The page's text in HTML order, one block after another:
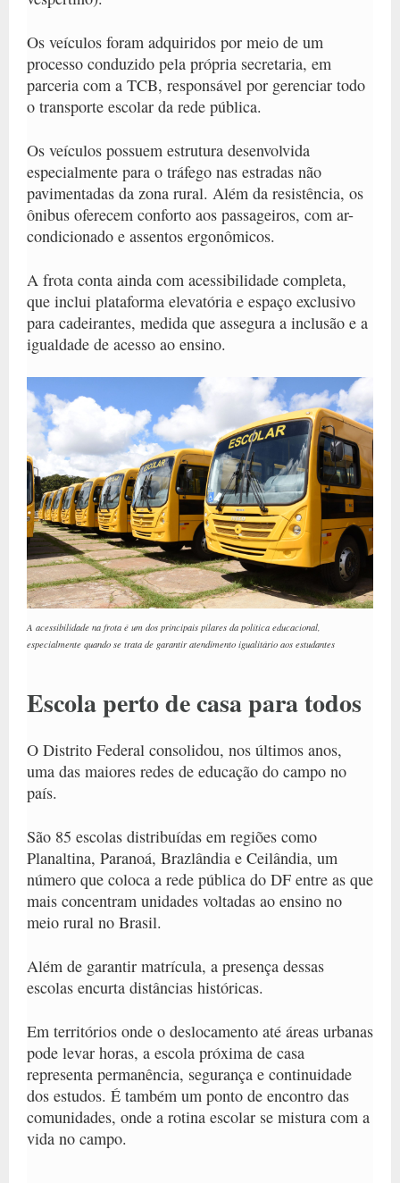
Os veículos foram adquiridos por meio de um
processo conduzido pela própria secretaria, em
parceria com a TCB, responsável por gerenciar todo
o transporte escolar da rede pública.
Os veículos possuem estrutura desenvolvida
especialmente para o tráfego nas estradas não
pavimentadas da zona rural. Além da resistência, os
ônibus oferecem conforto aos passageiros, com ar-
condicionado e assentos ergonômicos.
A frota conta ainda com acessibilidade completa,
que inclui plataforma elevatória e espaço exclusivo
para cadeirantes, medida que assegura a inclusão e a
igualdade de acesso ao ensino.
A acessibilidade na frota é um dos principais pilares da política educacional,
especialmente quando se trata de garantir atendimento igualitário aos estudantes
Escola perto de casa para todos
O Distrito Federal consolidou, nos últimos anos,
uma das maiores redes de educação do campo no
país.
São 85 escolas distribuídas em regiões como
Planaltina, Paranoá, Brazlândia e Ceilândia, um
número que coloca a rede pública do DF entre as que
mais concentram unidades voltadas ao ensino no
meio rural no Brasil.
Além de garantir matrícula, a presença dessas
escolas encurta distâncias históricas.
Em territórios onde o deslocamento até áreas urbanas
pode levar horas, a escola próxima de casa
representa permanência, segurança e continuidade
dos estudos. É também um ponto de encontro das
comunidades, onde a rotina escolar se mistura com a
vida no campo.